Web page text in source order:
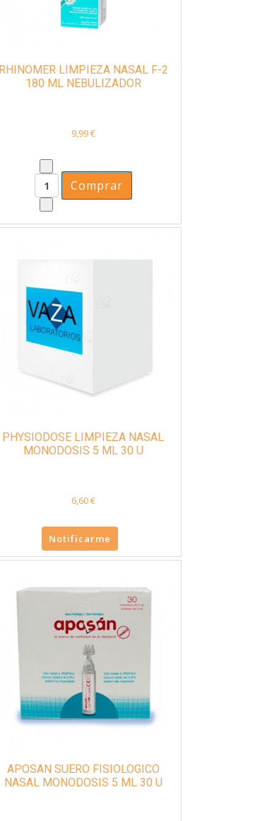
RHINOMER LIMPIEZA NASAL F-2
180 ML NEBULIZADOR
9,99 €
PHYSIODOSE LIMPIEZA NASAL
MONODOSIS 5 ML 30 U
6,60 €
Notificarme
APOSAN SUERO FISIOLOGICO
NASAL MONODOSIS 5 ML 30 U